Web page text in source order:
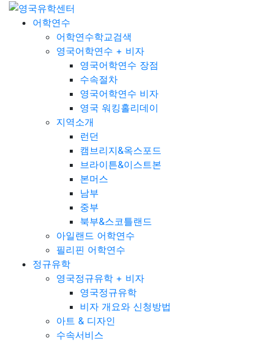
어학연수
어학연수학교검색
영국어학연수 + 비자
영국어학연수 장점
수속절차
영국어학연수 비자
영국 워킹홀리데이
지역소개
런던
캠브리지&옥스포드
브라이튼&이스트본
본머스
남부
중부
북부&스코틀랜드
아일랜드 어학연수
필리핀 어학연수
정규유학
영국정규유학 + 비자
영국정규유학
비자 개요와 신청방법
아트 & 디자인
수속서비스